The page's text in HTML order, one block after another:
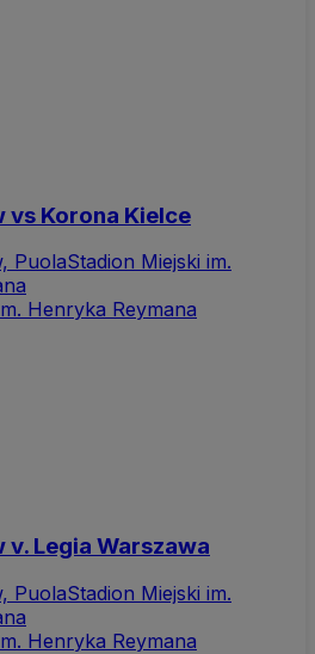
vs Korona Kielce
PuolaStadion Miejski im.
Henryka Reymana
v. Legia Warszawa
PuolaStadion Miejski im.
Henryka Reymana